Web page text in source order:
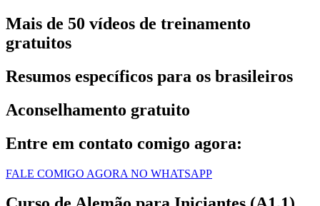
Mais de 50 vídeos de treinamento
gratuitos
Resumos específicos para os brasileiros
Aconselhamento gratuito
Entre em contato comigo agora:
FALE COMIGO AGORA NO WHATSAPP